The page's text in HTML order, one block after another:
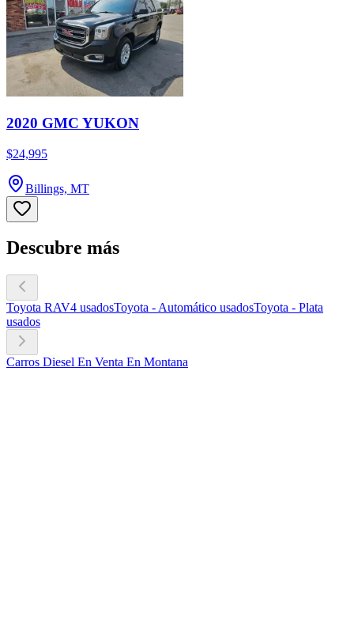
2020 GMC YUKON
$24,995
Billings, MT
Descubre más
Toyota RAV4 usadosToyota - Automático usadosToyota - Plata
usados
Carros Diesel En Venta En Montana